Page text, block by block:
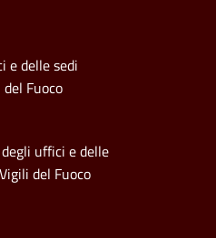
e delle sedi
Fuoco
uffici e delle
del Fuoco